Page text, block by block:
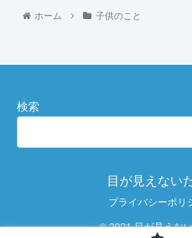
ホーム 子供のこと
検索
目が見えない
プライバシーポリ
© 2021 目が見えな